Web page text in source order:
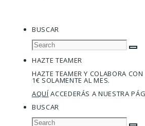
BUSCAR
HAZTE TEAMER
HAZTE TEAMER Y COLABORA
1€ SOLAMENTE AL MES.
AQUÍACCEDERÁS A NUESTRA
BUSCAR